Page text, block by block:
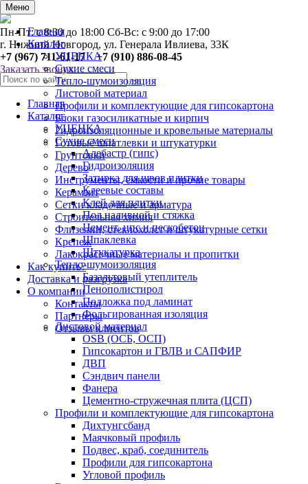
Меню
Главная
Каталог
УЦЕНКА
Сухие смеси
Тепло-шумоизоляция
Листовой материал
Профили и комплектующие для гипсокартона
Блоки газосиликатные и кирпич
Гидроизоляционные и кровельные материалы
Готовые шпатлевки и штукатурки
Грунтовки
Дерево
Инструменты, ёмкости и прочие товары
Керамзит
Сетки кладочные и арматура
Строительная химия
Флизелин, стеклохолст и штукатурные сетки
Крепеж
Лакокрасочные материалы и пропитки
Как купить?
Доставка и разгрузка
О компании
Контакты
Партнеры
Отзывы клиентов
0
Пн-Пт: с 8:30 до 18:00 Сб-Вс: с 9:00 до 17:00
г. Нижний Новгород, ул. Генерала Ивлиева, 33К
+7 (967) 711-61-17 +7 (910) 886-08-45
Заказать звонок
Главная
Каталог
УЦЕНКА
Сухие смеси
Алебастр (гипс)
Гидроизоляция
Затирка для швов плитки
Клеевые составы
Клей для плитки
Пол наливной и стяжка
Цемент, цпс и пескобетон
Шпаклевка
Штукатурка
Тепло-шумоизоляция
Базальтовый утеплитель
Пенополистирол
Подложка под ламинат
Фольгированная изоляция
Листовой материал
OSB (ОСБ, ОСП)
Гипсокартон и ГВЛВ и САПФИР
ДВП
Сэндвич панели
Фанера
Цементно-стружечная плита (ЦСП)
Профили и комплектующие для гипсокартона
Дихтунгсбанд
Маячковый профиль
Подвес, краб, соединитель
Профили для гипсокартона
Угловой профиль